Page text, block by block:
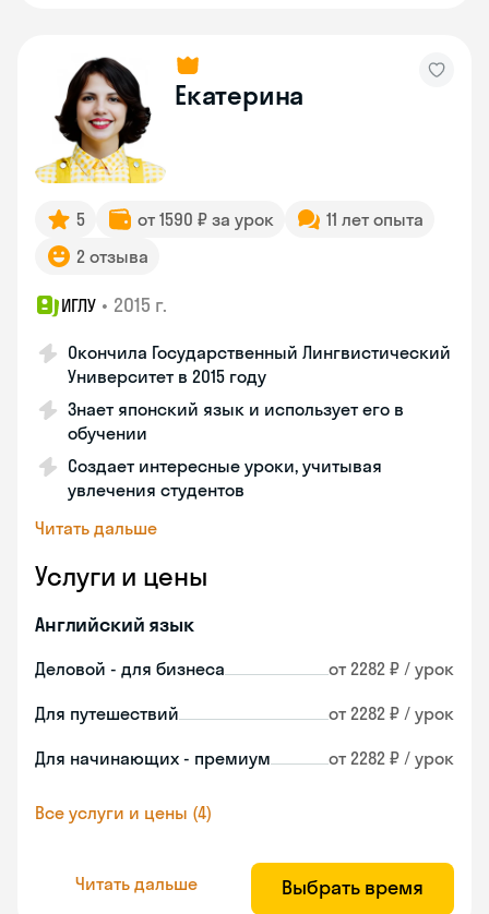
Екатерина
5 от 1590 ₽ за урок
11 лет опыта
2 отзыва
ИГЛУ • 2015 г.
Окончила Государственный Лингвистический
Университет в 2015 году
Знает японский язык и использует его в
обучении
Создает интересные уроки, учитывая
увлечения студентов
Читать дальше
Услуги и цены
Английский язык
Деловой - для бизнеса от 2282 ₽ / урок
Для путешествий от 2282 ₽ / урок
Для начинающих - премиум от 2282 ₽ / урок
Все услуги и цены (4)
Читать дальше Выбрать время